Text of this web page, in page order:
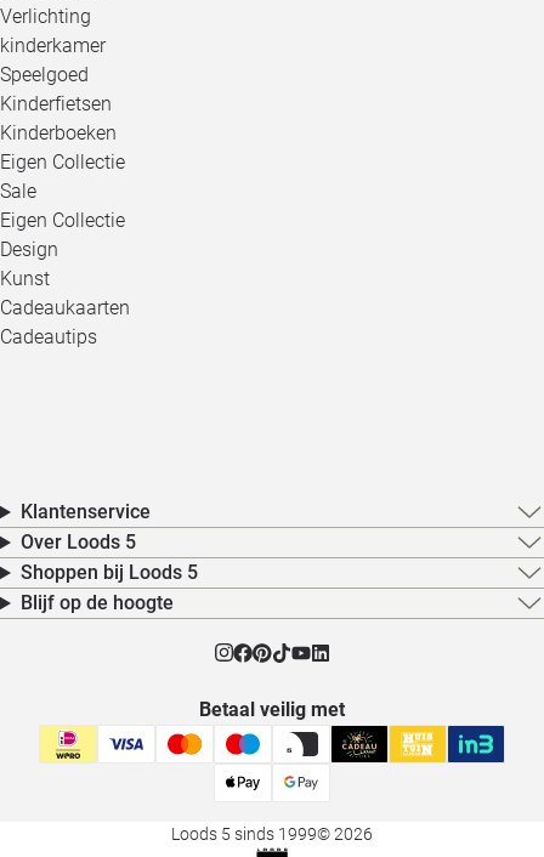
Verlichting
kinderkamer
Speelgoed
Kinderfietsen
Kinderboeken
Eigen Collectie
Sale
Eigen Collectie
Design
Kunst
Cadeaukaarten
Cadeautips
Klantenservice
Over Loods 5
Shoppen bij Loods 5
Blijf op de hoogte
Betaal veilig met
Loods 5 sinds 1999© 2026